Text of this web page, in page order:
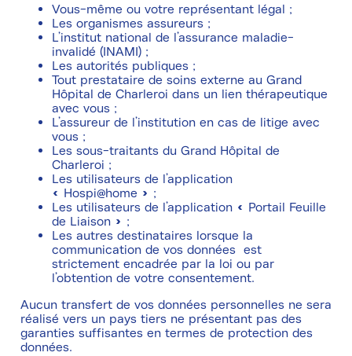
Vous-même ou votre représentant légal ;
Les organismes assureurs ;
L’institut national de l’assurance maladie-
invalidé (INAMI) ;
Les autorités publiques ;
Tout prestataire de soins externe au Grand
Hôpital de Charleroi dans un lien thérapeutique
avec vous ;
L’assureur de l’institution en cas de litige avec
vous ;
Les sous-traitants du Grand Hôpital de
Charleroi ;
Les utilisateurs de l’application
« Hospi@home » ;
Les utilisateurs de l’application « Portail Feuille
de Liaison » ;
Les autres destinataires lorsque la
communication de vos données est
strictement encadrée par la loi ou par
l’obtention de votre consentement.
Aucun transfert de vos données personnelles ne sera
réalisé vers un pays tiers ne présentant pas des
garanties suffisantes en termes de protection des
données.